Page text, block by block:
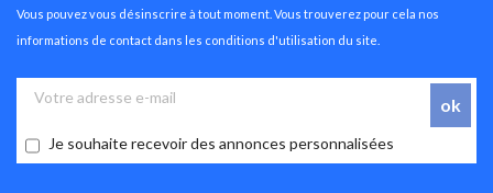
Vous pouvez vous désinscrire à tout moment. Vous trouverez pour cela nos
informations de contact dans les conditions d'utilisation du site.
Je souhaite recevoir des annonces personnalisées